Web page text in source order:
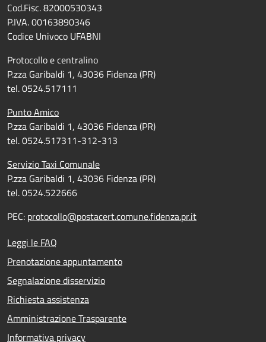
Cod.Fisc. 82000530343
P.IVA. 00163890346
Codice Univoco UFABNI
Protocollo e centralino
P.zza Garibaldi 1, 43036 Fidenza (PR)
tel. 0524.517111
Punto Amico
P.zza Garibaldi 1, 43036 Fidenza (PR)
tel. 0524.517311-312-313
Servizio Taxi Comunale
P.zza Garibaldi 1, 43036 Fidenza (PR)
tel. 0524.522666
PEC: protocollo@postacert.comune.fidenza.pr.it
Leggi le FAQ
Prenotazione appuntamento
Segnalazione disservizio
Richiesta assistenza
Amministrazione Trasparente
Informativa privacy